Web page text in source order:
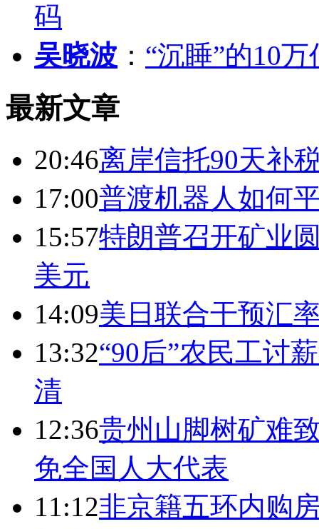
码
吴晓波 ： “沉睡”的10
最新文章
20:46离岸信托90天补
17:00普渡机器人如何
15:57特朗普召开矿业
美元
14:09美日联合干预汇
13:32“90后”农民工讨
清
12:36贵州山脚树矿难
免全国人大代表
11:12非京籍五环内购